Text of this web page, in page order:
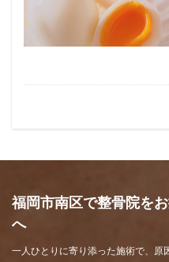
福岡市南区で整骨院を
へ
一人ひとりに寄り添った施術で、原